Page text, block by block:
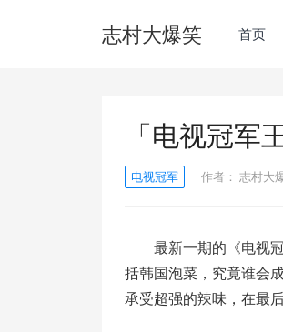
志村大爆笑 首页
「电视冠军
电视冠军 作者： 志村大
最新一期的《电视
括韩国泡菜，究竟谁会
承受超强的辣味，在最后